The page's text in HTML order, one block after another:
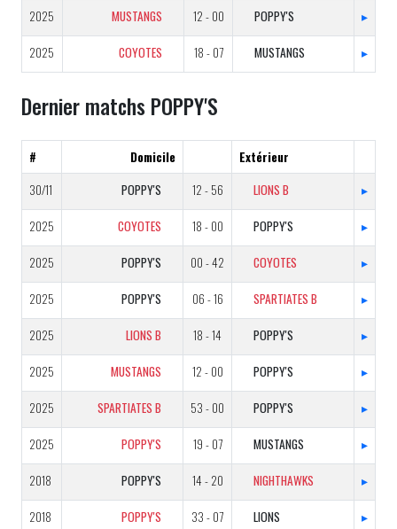
2025 MUSTANGS 12 - 00 POPPY'S ▸
2025 COYOTES 18 - 07 MUSTANGS ▸
Dernier matchs POPPY'S
# Domicile
Extérieur
30/11
POPPY'S 12 - 56 LIONS B ▸
2025 COYOTES 18 - 00 POPPY'S ▸
2025 POPPY'S 00 - 42 COYOTES ▸
2025 POPPY'S 06 - 16 SPARTIATES B ▸
2025 LIONS B 18 - 14 POPPY'S ▸
2025 MUSTANGS 12 - 00 POPPY'S ▸
2025 SPARTIATES B 53 - 00 POPPY'S ▸
2025 POPPY'S 19 - 07 MUSTANGS ▸
2018 POPPY'S 14 - 20 NIGHTHAWKS ▸
2018 POPPY'S 33 - 07 LIONS ▸